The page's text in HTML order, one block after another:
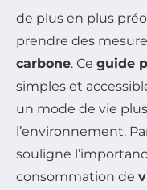
de plus en plus
prendre des
carbone. Ce guide
simples et
un mode de vie
l’environnement.
souligne
consommation de